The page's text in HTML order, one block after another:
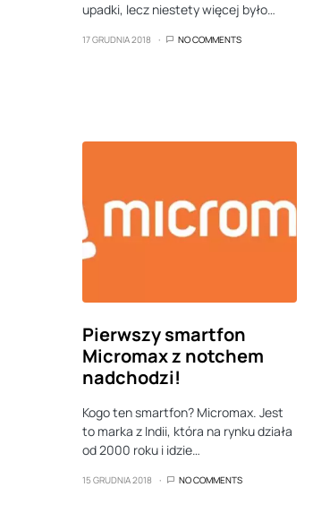
upadki, lecz niestety więcej było…
17 GRUDNIA 2018 NO COMMENTS
Pierwszy smartfon
Micromax z notchem
nadchodzi!
Kogo ten smartfon? Micromax. Jest
to marka z Indii, która na rynku działa
od 2000 roku i idzie…
15 GRUDNIA 2018 NO COMMENTS